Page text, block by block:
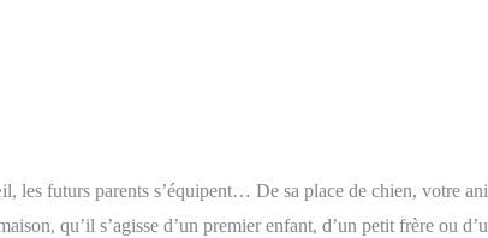
les futurs parents s’équipent… De sa place de chien, votre
qu’il s’agisse d’un premier enfant, d’un petit frère ou